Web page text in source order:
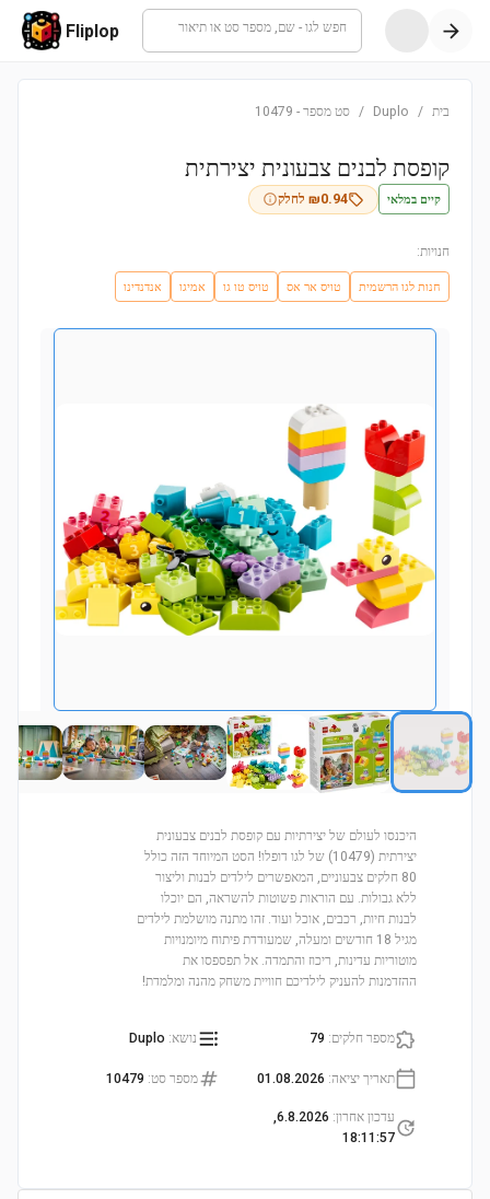
חפש לגו - שם, מספר סט או תיאור Fliplop
בית /
Duplo
/ סט מספר -
10479
קופסת לבנים צבעונית יצירתית
קיים במלאי ₪0.94 לחלק
חנויות:
חנות לגו הרשמית טויס אר אס טויס טו גו אמיגו אנדנדינו
היכנסו לעולם של יצירתיות עם קופסת לבנים צבעונית
יצירתית (10479) של לגו דופלו! הסט המיוחד הזה כולל
80 חלקים צבעוניים, המאפשרים לילדים לבנות וליצור
ללא גבולות. עם הוראות פשוטות להשראה, הם יוכלו
לבנות חיות, רכבים, אוכל ועוד. זהו מתנה מושלמת לילדים
מגיל 18 חודשים ומעלה, שמעודדת פיתוח מיומנויות
מוטוריות עדינות, ריכוז והתמדה. אל תפספסו את
ההזדמנות להעניק לילדיכם חוויית משחק מהנה ומלמדת!
מספר חלקים:
79 נושא:
Duplo
תאריך יציאה:
01.08.2026 מספר סט:
10479
עדכון אחרון:
6.8.2026,
18:11:57